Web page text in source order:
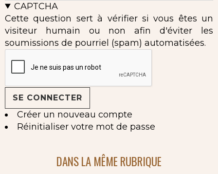
CAPTCHA
Cette question sert à vérifier si vous êtes un
visiteur humain ou non afin d'éviter les
soumissions de pourriel (spam) automatisées.
Créer un nouveau compte
Réinitialiser votre mot de passe
DANS LA MÊME RUBRIQUE